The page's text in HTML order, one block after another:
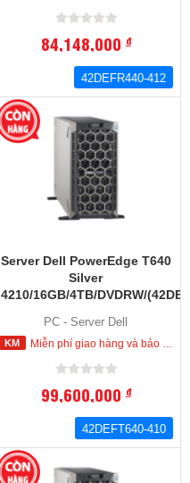
84,148,000đ
42DEFR440-412
Server Dell PowerEdge T640
Silver
4210/16GB/4TB/DVDRW/
PC - Server Dell
Miễn phí giao hàng và bảo hành tận nơi trong nội thành HCM
99,600,000đ
42DEFT640-410